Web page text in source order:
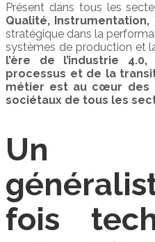
Présent dans tous les
Qualité, Instrumentation,
stratégique dans la
systèmes de production et
l’ère de l’industrie
processus et de la
métier est au cœur des
sociétaux de tous les
Un
fois